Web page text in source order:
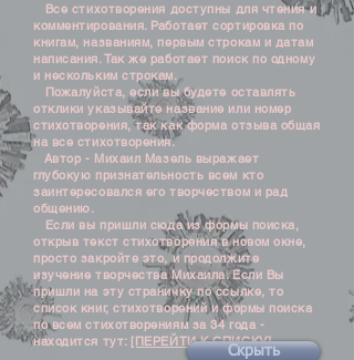
Все стихотворения доступны для чтения и
комментирования. Работает сортировка по
книгам, названиям, первым строкам и датам
написания. Так же работает поиск по одному
и нескольким строкам.
Пожалуйста, если вы будете оставлять
отклики указывайте название или номер
стихотворения, так как форма отзыва общая
на все стихотворения.
Автор - Михаил Мазель выражает
глубокую признательность всем кто
заинтересовался его творчеством и рад
общению.
Если вы пришли сюда из формы поиска,
открыв текст стихотворения в новом окне,
просто закройте это, и продолжите
изучение творчества Михаила. Если Вы
пришли на эту страничку по ссылке, то
список книг, стихотворений и формы поиска
по всем стихотворениям за 34 года -
находится тут: [ПЕРЕЙТИ К СПИСКУ]
Скрыть